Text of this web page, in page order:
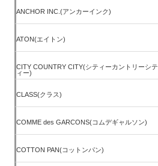
ANCHOR INC.(アンカーインク)
ATON(エイトン)
CITY COUNTRY CITY(シティーカントリーシテ
ィー)
CLASS(クラス)
COMME des GARCONS(コムデギャルソン)
COTTON PAN(コットンパン)